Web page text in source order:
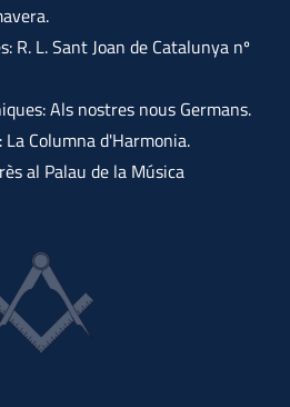
R. L. Sant Joan de Catalunya nº
Als nostres nous Germans.
Columna d'Harmonia.
al Palau de la Música